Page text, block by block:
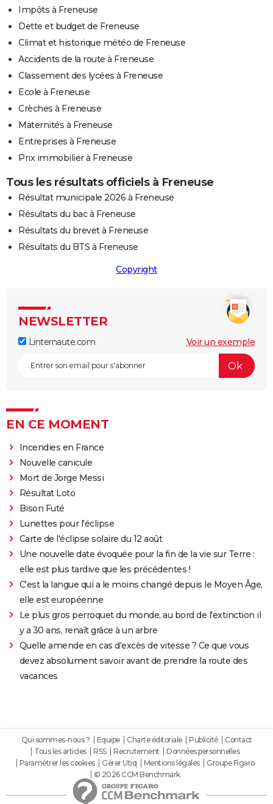
Impôts à Freneuse
Dette et budget de Freneuse
Climat et historique météo de Freneuse
Accidents de la route à Freneuse
Classement des lycées à Freneuse
Ecole à Freneuse
Crèches à Freneuse
Maternités à Freneuse
Entreprises à Freneuse
Prix immobilier à Freneuse
Tous les résultats officiels à Freneuse
Résultat municipale 2026 à Freneuse
Résultats du bac à Freneuse
Résultats du brevet à Freneuse
Résultats du BTS à Freneuse
Copyright
NEWSLETTER
Linternaute.com Voir un exemple
EN CE MOMENT
Incendies en France
Nouvelle canicule
Mort de Jorge Messi
Résultat Loto
Bison Futé
Lunettes pour l'éclipse
Carte de l'éclipse solaire du 12 août
Une nouvelle date évoquée pour la fin de la vie sur Terre :
elle est plus tardive que les précédentes !
C'est la langue qui a le moins changé depuis le Moyen Âge,
elle est européenne
Le plus gros perroquet du monde, au bord de l'extinction il
y a 30 ans, renaît grâce à un arbre
Quelle amende en cas d'excès de vitesse ? Ce que vous
devez absolument savoir avant de prendre la route des
vacances
Qui sommes-nous ? Equipe Charte éditoriale Publicité
Contact
Tous les articles
RSS Recrutement
Données personnelles
Paramétrer les cookies
Gérer Utiq Mentions légales
Groupe Figaro
© 2026 CCM Benchmark